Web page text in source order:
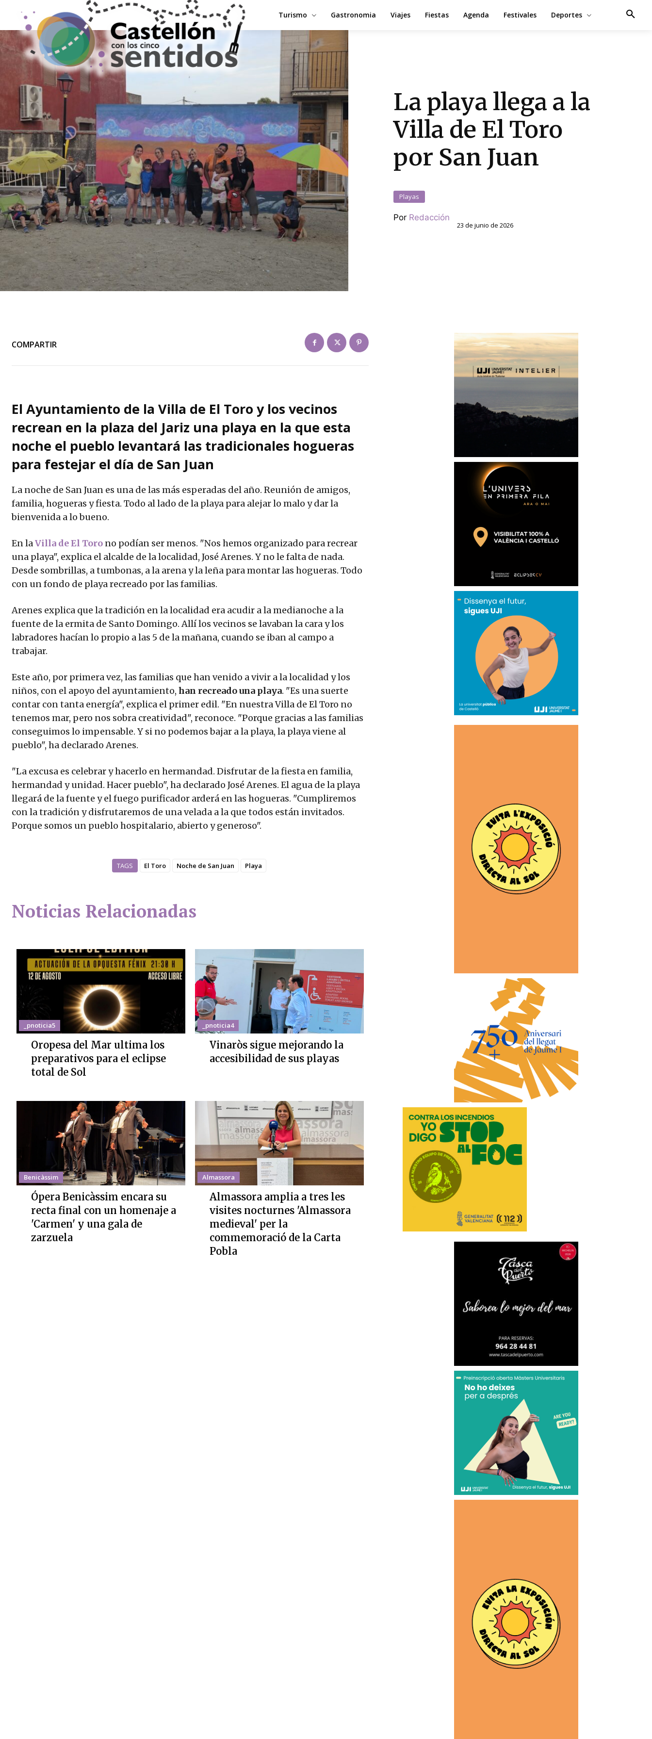
Turismo Gastronomia Viajes Fiestas Agenda Festivales Deportes
La playa llega a la
Villa de El Toro
por San Juan
Playas
Por Redacción
23 de junio de 2026
COMPARTIR
El Ayuntamiento de la Villa de El Toro y los vecinos
recrean en la plaza del Jariz una playa en la que esta
noche el pueblo levantará las tradicionales hogueras
para festejar el día de San Juan
La noche de San Juan es una de las más esperadas del año. Reunión de amigos,
familia, hogueras y fiesta. Todo al lado de la playa para alejar lo malo y dar la
bienvenida a lo bueno.
En laVilla de El Toro no podían ser menos. "Nos hemos organizado para recrear
una playa", explica el alcalde de la localidad, José Arenes. Y no le falta de nada.
Desde sombrillas, a tumbonas, a la arena y la leña para montar las hogueras. Todo
con un fondo de playa recreado por las familias.
Arenes explica que la tradición en la localidad era acudir a la medianoche a la
fuente de la ermita de Santo Domingo. Allí los vecinos se lavaban la cara y los
labradores hacían lo propio a las 5 de la mañana, cuando se iban al campo a
trabajar.
Este año, por primera vez, las familias que han venido a vivir a la localidad y los
niños, con el apoyo del ayuntamiento, han recreado una playa. "Es una suerte
contar con tanta energía", explica el primer edil. "En nuestra Villa de El Toro no
tenemos mar, pero nos sobra creatividad", reconoce. "Porque gracias a las familias
conseguimos lo impensable. Y si no podemos bajar a la playa, la playa viene al
pueblo", ha declarado Arenes.
"La excusa es celebrar y hacerlo en hermandad. Disfrutar de la fiesta en familia,
hermandad y unidad. Hacer pueblo", ha declarado José Arenes. El agua de la playa
llegará de la fuente y el fuego purificador arderá en las hogueras. "Cumpliremos
con la tradición y disfrutaremos de una velada a la que todos están invitados.
Porque somos un pueblo hospitalario, abierto y generoso".
TAGS El Toro Noche de San Juan Playa
Noticias Relacionadas
_pnoticia5
Oropesa del Mar ultima los
preparativos para el eclipse
total de Sol
_pnoticia4
Vinaròs sigue mejorando la
accesibilidad de sus playas
Benicàssim
Ópera Benicàssim encara su
recta final con un homenaje a
'Carmen' y una gala de
zarzuela
Almassora
Almassora amplia a tres les
visites nocturnes 'Almassora
medieval' per la
commemoració de la Carta
Pobla